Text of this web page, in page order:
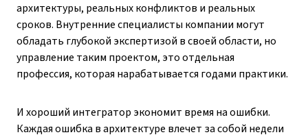
архитектуры, реальных конфликтов и реальных
сроков. Внутренние специалисты компании могут
обладать глубокой экспертизой в своей области, но
управление таким проектом, это отдельная
профессия, которая нарабатывается годами практики.
И хороший интегратор экономит время на ошибки.
Каждая ошибка в архитектуре влечет за собой недели